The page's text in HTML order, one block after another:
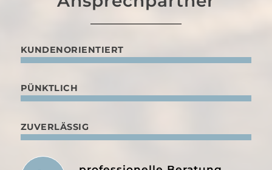
KUNDENORIENTIERT
PÜNKTLICH
ZUVERLÄSSIG